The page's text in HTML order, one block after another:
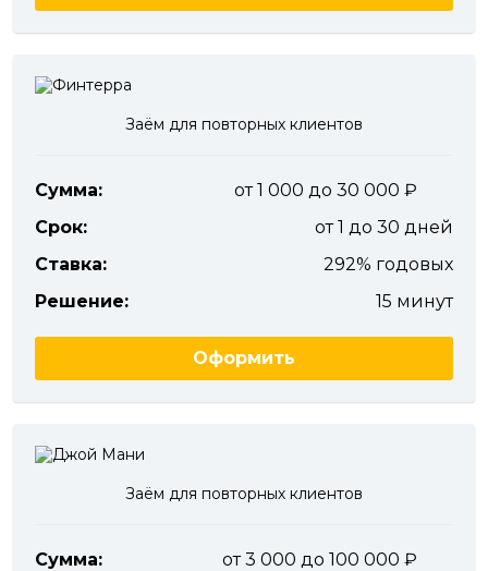
Заём для повторных клиентов
Сумма:
от 1 000 до 30 000
Срок:
от 1 до 30 дней
Ставка:
292% годовых
Решение:
15 минут
Оформить
Заём для повторных клиентов
Сумма:
от 3 000 до 100 000